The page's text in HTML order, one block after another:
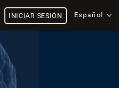
Español
INICIAR SESIÓN